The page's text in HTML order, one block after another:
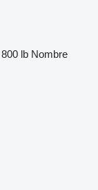
lb Nombre